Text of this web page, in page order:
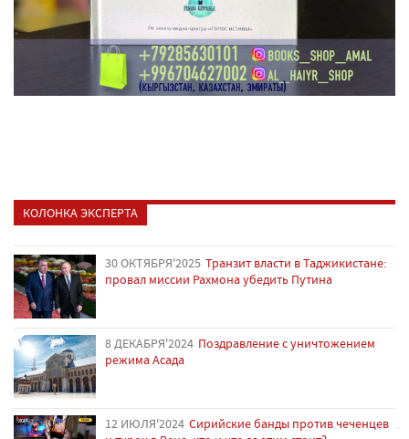
КОЛОНКА ЭКСПЕРТА
30 ОКТЯБРЯ'2025 Транзит власти в Таджикистане:
провал миссии Рахмона убедить Путина
8 ДЕКАБРЯ'2024 Поздравление с уничтожением
режима Асада
12 ИЮЛЯ'2024 Сирийские банды против чеченцев